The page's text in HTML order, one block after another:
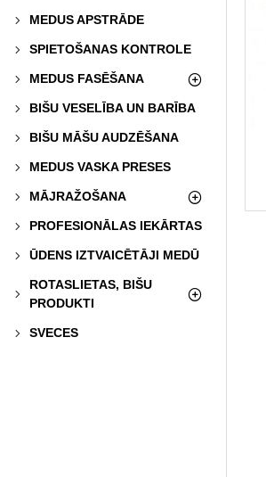
MEDUS APSTRĀDE
SPIETOŠANAS KONTROLE
MEDUS FASĒŠANA
BIŠU VESELĪBA UN BARĪBA
BIŠU MĀŠU AUDZĒŠANA
MEDUS VASKA PRESES
MĀJRAŽOŠANA
PROFESIONĀLAS IEKĀRTAS
ŪDENS IZTVAICĒTĀJI MEDŪ
ROTASLIETAS, BIŠU
PRODUKTI
SVECES